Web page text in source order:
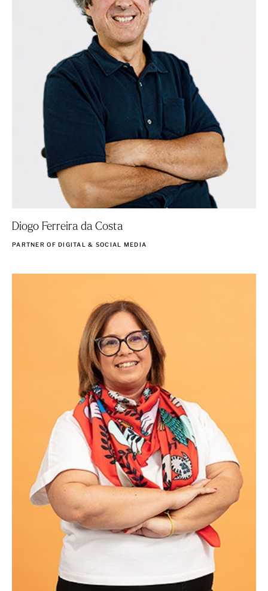
Diogo Ferreira da Costa
PARTNER OF DIGITAL & SOCIAL MEDIA